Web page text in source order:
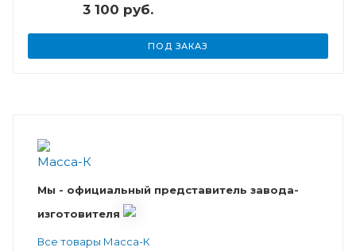
3 100 руб.
ПОД ЗАКАЗ
Мы - официальный представитель завода-
изготовителя
Все товары Масса-К